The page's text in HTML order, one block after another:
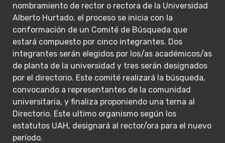
nombramiento de rector o rectora de la Universidad
Alberto Hurtado, el proceso se inicia con la
conformación de un Comité de Búsqueda que
estará compuesto por cinco integrantes. Dos
integrantes serán elegidos por los/as académicos/as
de planta de la universidad y tres serán designados
por el directorio. Este comité realizará la búsqueda,
convocando a representantes de la comunidad
universitaria, y finaliza proponiendo una terna al
Directorio. Este ultimo organismo según los
estatutos UAH, designará al rector/ora para el nuevo
período.